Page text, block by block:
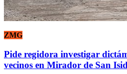
ZMG
Pide regidora investigar
vecinos en Mirador de San